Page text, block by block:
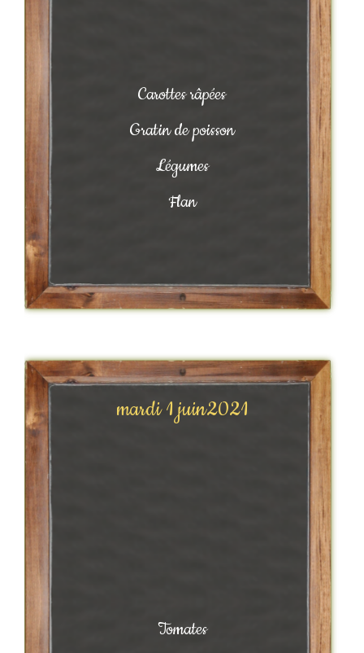
Carottes râpées
Gratin de poisson
Légumes
Flan
mardi 1 juin2021
Tomates